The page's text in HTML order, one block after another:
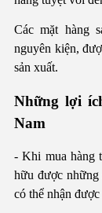
Các mặt hàng
nguyên kiện,
sản xuất.
Những lợi
Nam
- Khi mua hàng
hữu được những
có thể nhận